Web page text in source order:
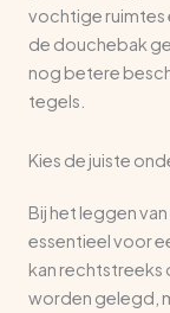
vochtige ruimtes
de douchebak
nog betere
tegels.
Kies de juiste
Bij het leggen
essentieel voor
kan
worden gelegd,